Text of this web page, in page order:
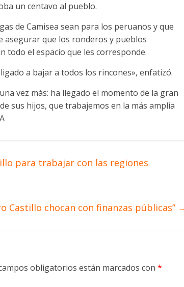
un centavo al pueblo.
de Camisea sean para los peruanos y que
asegurar que los ronderos y pueblos
todo el espacio que les corresponde.
a bajar a todos los rincones», enfatizó.
vez más: ha llegado el momento de la gran
sus hijos, que trabajemos en la más amplia
para trabajar con las regiones
Castillo chocan con finanzas públicas”
obligatorios están marcados con *